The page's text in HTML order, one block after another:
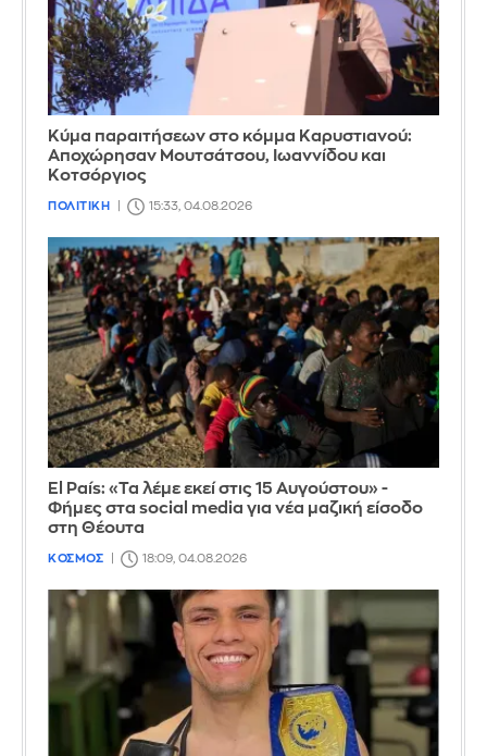
Κύμα παραιτήσεων στο κόμμα Καρυστιανού:
Αποχώρησαν Μουτσάτσου, Ιωαννίδου και
Κοτσόργιος
ΠΟΛΙΤΙΚΗ 15:33, 04.08.2026
El País: «Τα λέμε εκεί στις 15 Αυγούστου» -
Φήμες στα social media για νέα μαζική είσοδο
στη Θέουτα
ΚΟΣΜΟΣ 18:09, 04.08.2026